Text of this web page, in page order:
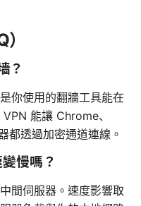
？
你使用的翻牆工具能在
能讓 Chrome、
透過加密通道連線。
慢嗎？
間伺服器。速度影響取